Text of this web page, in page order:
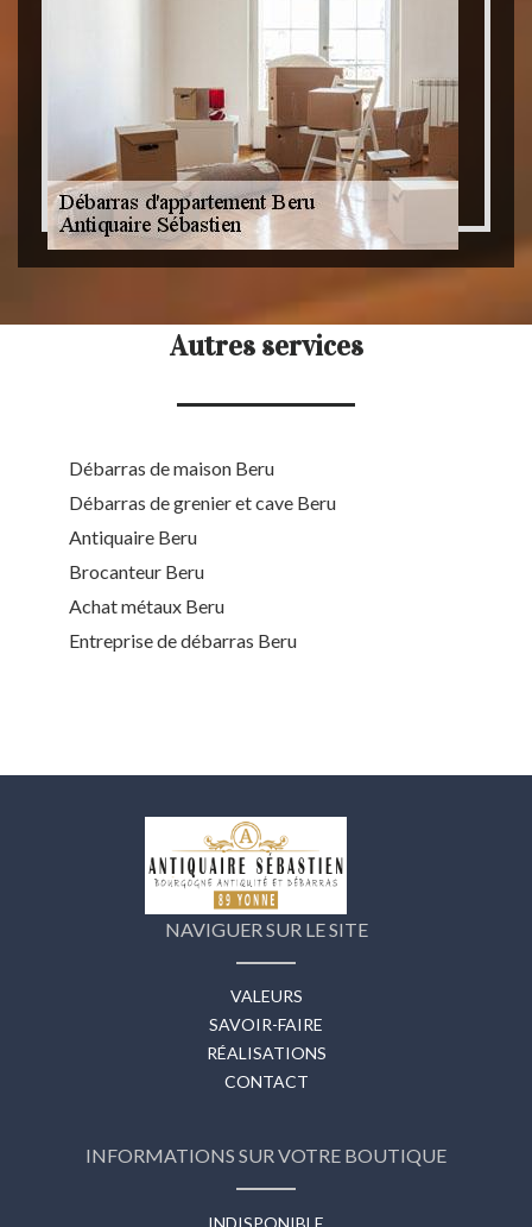
Autres services
Débarras de maison Beru
Débarras de grenier et cave Beru
Antiquaire Beru
Brocanteur Beru
Achat métaux Beru
Entreprise de débarras Beru
NAVIGUER SUR LE SITE
VALEURS
SAVOIR-FAIRE
RÉALISATIONS
CONTACT
INFORMATIONS SUR VOTRE BOUTIQUE
INDISPONIBLE